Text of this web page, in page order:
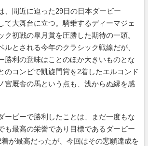
間近に迫った29日の日本ダービー
て大舞台に立つ。騎乗するディーマジェ
ク初戦の皐月賞を圧勝した期待の一頭。
ルとされる今年のクラシック戦線だが、
勝利の意味はことのほか大きいものとな
のコンビで凱旋門賞を2着したエルコンド
宮厩舎の馬という点も、浅からぬ縁を感
ビーで勝利したことは、まだ一度もな
も最高の栄誉であり目標であるダービー
が最高だったが、今回はその悲願達成を